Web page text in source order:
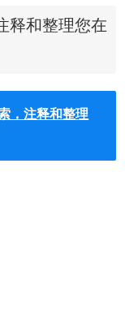
务导入
。完全隐私和开
任何云提供商
释和整理您在
，注释和整理